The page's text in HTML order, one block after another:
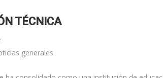
TÉCNICA
generales